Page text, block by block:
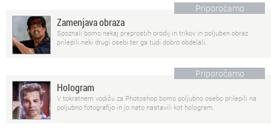
Priporočamo
Zamenjava obraza
Spoznali bomo nekaj preprostih orodij in trikov in poljuben obraz
prilepili neki drugi osebi ter ga tudi dobro obdelali.
Priporočamo
Hologram
V tokratnem vodiču za Photoshop bomo poljubno osebo prilepili na
poljubno fotografijo in jo nato nastavili kot hologram.